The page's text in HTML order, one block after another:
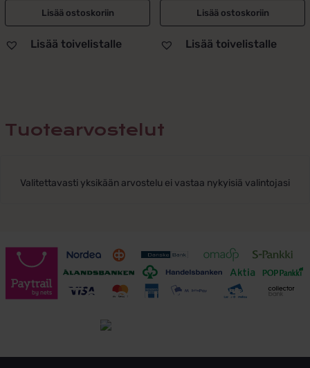
Lisää ostoskoriin
Lisää toivelistalle
Lisää ostoskoriin
Lisää toivelistalle
Tuotearvostelut
Valitettavasti yksikään arvostelu ei vastaa nykyisiä valintojasi
Toimitusehdot